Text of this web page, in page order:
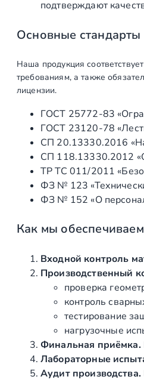
д
о
подтверждают
Основные
Наша продукция
требованиям, а также
лицензии.
ГОСТ 25772‑83
ГОСТ 23120‑78
СП 20.13330.2016
СП 118.13330.2012
ТР ТС 011/2011
ФЗ № 123
ФЗ № 152 «О
Как мы обеспечиваем
Входной контроль
Производственный
проверка
контроль
тестирование
нагрузочные
Финальная приёмка.
Лабораторные
Аудит производства.